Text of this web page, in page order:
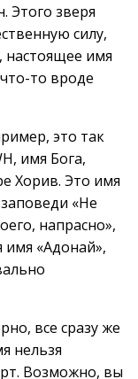
Этого зверя
силу,
настоящее имя
то вроде
это так
имя Бога,
Хорив. Это имя
«Не
напрасно»,
имя «Адонай»,
все сразу же
нельзя
Возможно, вы